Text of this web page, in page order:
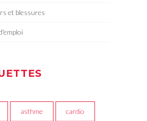
et blessures
asthme cardio